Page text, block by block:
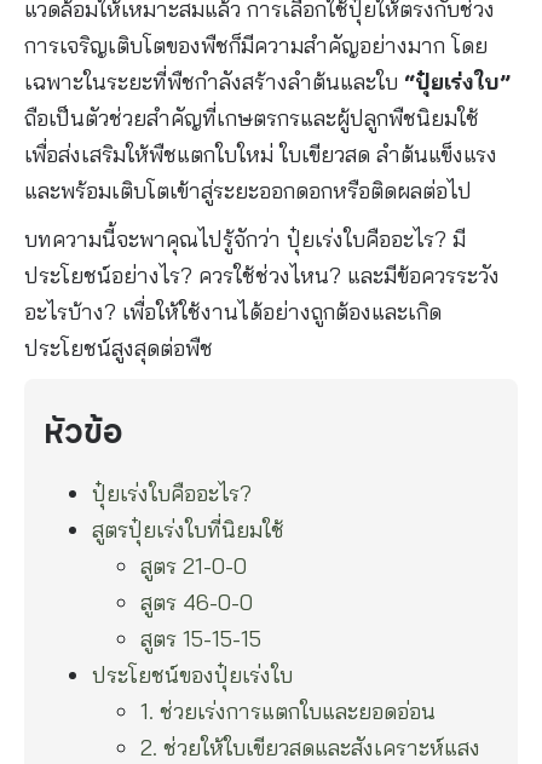
แวดล้อมให้เหมาะสมแล้ว การเลือกใช้ปุ๋ยให้ตรงกับช่วง
การเจริญเติบโตของพืชก็มีความสำคัญอย่างมาก โดย
เฉพาะในระยะที่พืชกำลังสร้างลำต้นและใบ “ปุ๋ยเร่งใบ”
ถือเป็นตัวช่วยสำคัญที่เกษตรกรและผู้ปลูกพืชนิยมใช้
เพื่อส่งเสริมให้พืชแตกใบใหม่ ใบเขียวสด ลำต้นแข็งแรง
และพร้อมเติบโตเข้าสู่ระยะออกดอกหรือติดผลต่อไป
บทความนี้จะพาคุณไปรู้จักว่า ปุ๋ยเร่งใบคืออะไร? มี
ประโยชน์อย่างไร? ควรใช้ช่วงไหน? และมีข้อควรระวัง
อะไรบ้าง? เพื่อให้ใช้งานได้อย่างถูกต้องและเกิด
ประโยชน์สูงสุดต่อพืช
หัวข้อ
ปุ๋ยเร่งใบคืออะไร?
สูตรปุ๋ยเร่งใบที่นิยมใช้
สูตร 21-0-0
สูตร 46-0-0
สูตร 15-15-15
ประโยชน์ของปุ๋ยเร่งใบ
1. ช่วยเร่งการแตกใบและยอดอ่อน
2. ช่วยให้ใบเขียวสดและสังเคราะห์แสง